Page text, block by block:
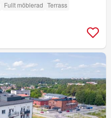
Fullt möblerad Terrass